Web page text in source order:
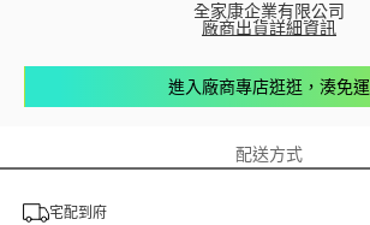
全家康企業有限公司
廠商出貨詳細資訊
進入廠商專店逛逛，湊免運
配送方式
宅配到府